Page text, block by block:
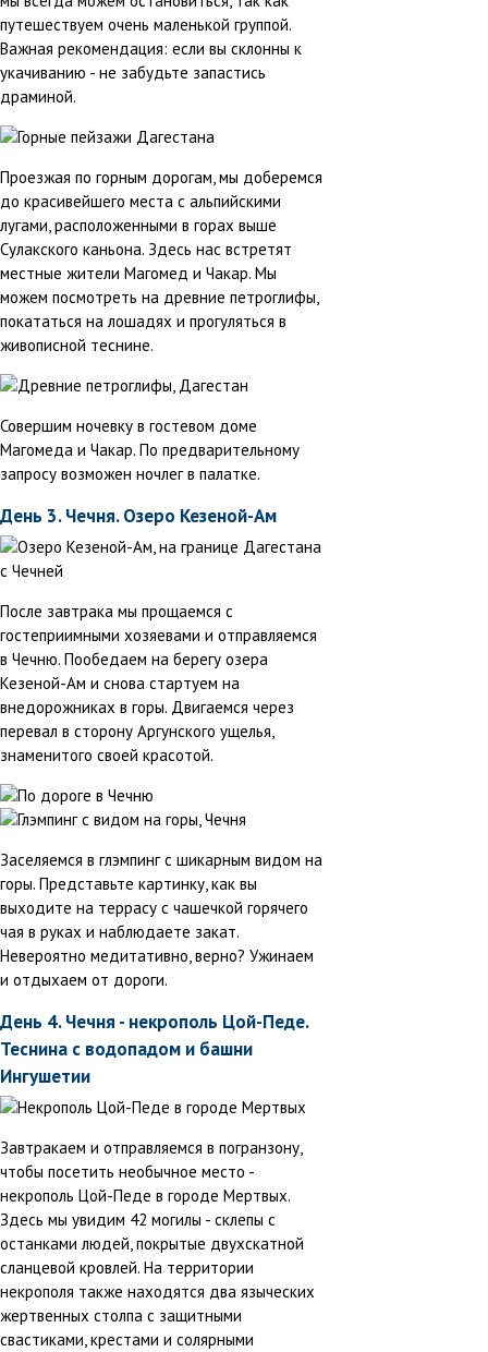
путешествуем очень маленькой группой.
Важная рекомендация: если вы склонны к
укачиванию - не забудьте запастись
драминой.
Проезжая по горным дорогам, мы доберемся
до красивейшего места с альпийскими
лугами, расположенными в горах выше
Сулакского каньона. Здесь нас встретят
местные жители Магомед и Чакар. Мы
можем посмотреть на древние петроглифы,
покататься на лошадях и прогуляться в
живописной теснине.
Совершим ночевку в гостевом доме
Магомеда и Чакар. По предварительному
запросу возможен ночлег в палатке.
День 3. Чечня. Озеро Кезеной-Ам
После завтрака мы прощаемся с
гостеприимными хозяевами и отправляемся
в Чечню. Пообедаем на берегу озера
Кезеной-Ам и снова стартуем на
внедорожниках в горы. Двигаемся через
перевал в сторону Аргунского ущелья,
знаменитого своей красотой.
Заселяемся в глэмпинг с шикарным видом на
горы. Представьте картинку, как вы
выходите на террасу с чашечкой горячего
чая в руках и наблюдаете закат.
Невероятно медитативно, верно? Ужинаем
и отдыхаем от дороги.
День 4. Чечня - некрополь Цой-Педе.
Теснина с водопадом и башни
Ингушетии
Завтракаем и отправляемся в погранзону,
чтобы посетить необычное место -
некрополь Цой-Педе в городе Мертвых.
Здесь мы увидим 42 могилы - склепы с
останками людей, покрытые двухскатной
сланцевой кровлей. На территории
некрополя также находятся два языческих
жертвенных столпа с защитными
свастиками, крестами и солярными